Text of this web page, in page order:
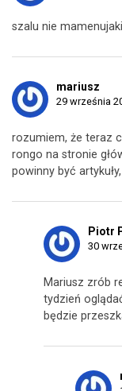
szalu nie
mariusz
29 września
rozumiem, że teraz
rongo na stronie
powinny być
Piotr
30
Mariusz zrób
tydzień
będzie